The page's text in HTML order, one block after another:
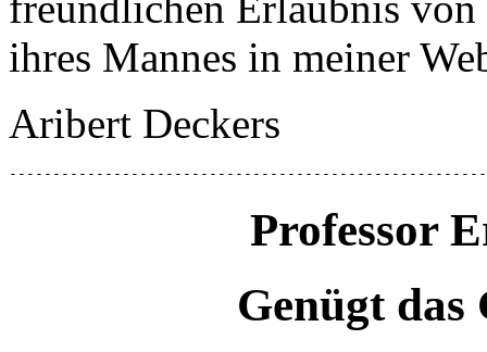
ihres Mannes in meiner
Aribert Deckers
Professor
Genügt das